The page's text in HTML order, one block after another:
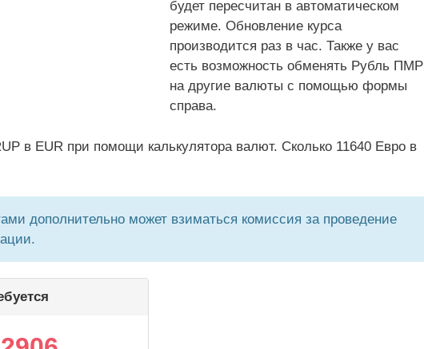
будет пересчитан в автоматическом
режиме. Обновление курса
производится раз в час. Также у вас
есть возможность обменять Рубль ПМР
на другие валюты с помощью формы
справа.
в EUR при помощи калькулятора валют. Сколько 11640 Евро в
дополнительно может взиматься комиссия за проведение